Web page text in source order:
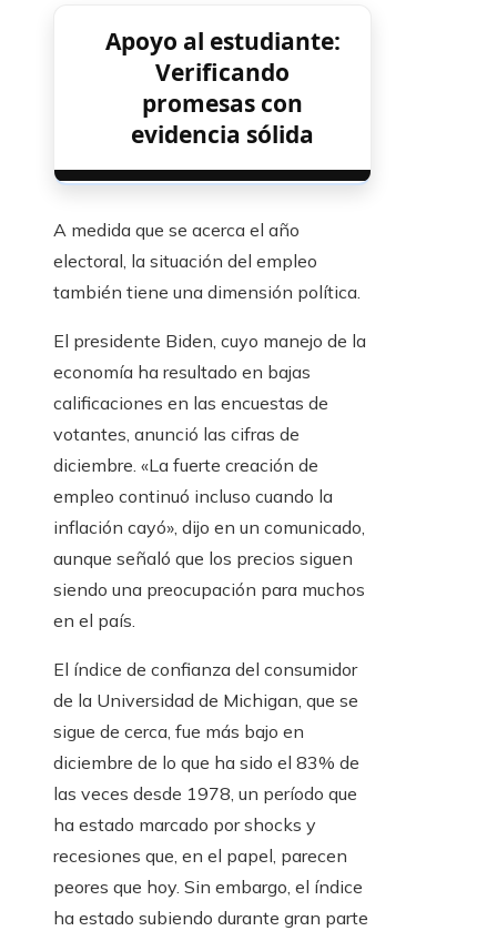
Apoyo al estudiante:
Verificando
promesas con
evidencia sólida
A medida que se acerca el año
electoral, la situación del empleo
también tiene una dimensión política.
El presidente Biden, cuyo manejo de la
economía ha resultado en bajas
calificaciones en las encuestas de
votantes, anunció las cifras de
diciembre. «La fuerte creación de
empleo continuó incluso cuando la
inflación cayó», dijo en un comunicado,
aunque señaló que los precios siguen
siendo una preocupación para muchos
en el país.
El índice de confianza del consumidor
de la Universidad de Michigan, que se
sigue de cerca, fue más bajo en
diciembre de lo que ha sido el 83% de
las veces desde 1978, un período que
ha estado marcado por shocks y
recesiones que, en el papel, parecen
peores que hoy. Sin embargo, el índice
ha estado subiendo durante gran parte